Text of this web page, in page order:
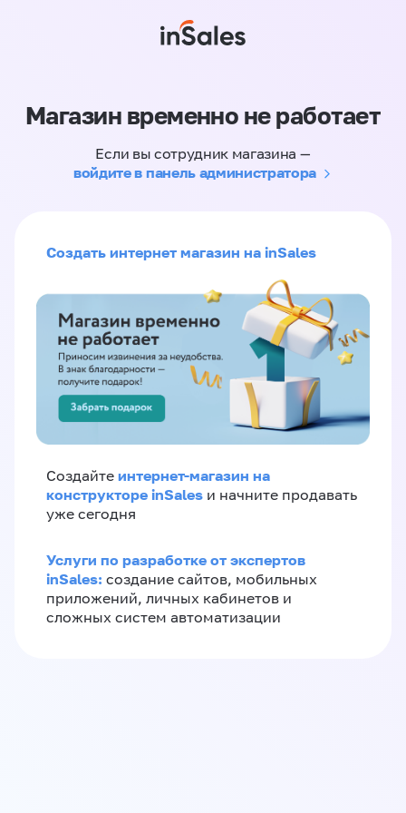
Магазин временно не работает
Если вы сотрудник магазина —
войдите в панель администратора
Создать интернет магазин на inSales
Создайте интернет-магазин на
конструкторе inSales и начните продавать
уже сегодня
Услуги по разработке от экспертов
inSales: создание сайтов, мобильных
приложений, личных кабинетов и
сложных систем автоматизации